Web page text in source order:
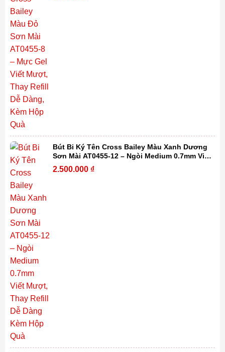
Bút Bi Ký Tên Cross Bailey Màu Xanh Dương
Sơn Mài AT0455-12 – Ngòi Medium 0.7mm Viết
Mượt, Thay Refill Dễ Dàng Kèm Hộp Quà
2.500.000 ₫